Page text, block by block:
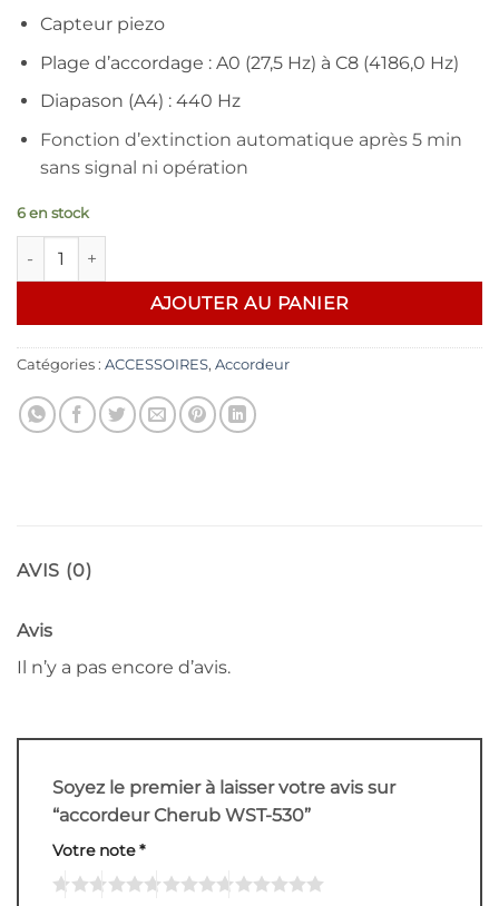
Capteur piezo
Plage d’accordage : A0 (27,5 Hz) à C8 (4186,0 Hz)
Diapason (A4) : 440 Hz
Fonction d’extinction automatique après 5 min
sans signal ni opération
6 en stock
quantité de accordeur Cherub WST-530
AJOUTER AU PANIER
Catégories : ACCESSOIRES, Accordeur
AVIS (0)
Avis
Il n’y a pas encore d’avis.
Soyez le premier à laisser votre avis sur
“accordeur Cherub WST-530”
Votre note*